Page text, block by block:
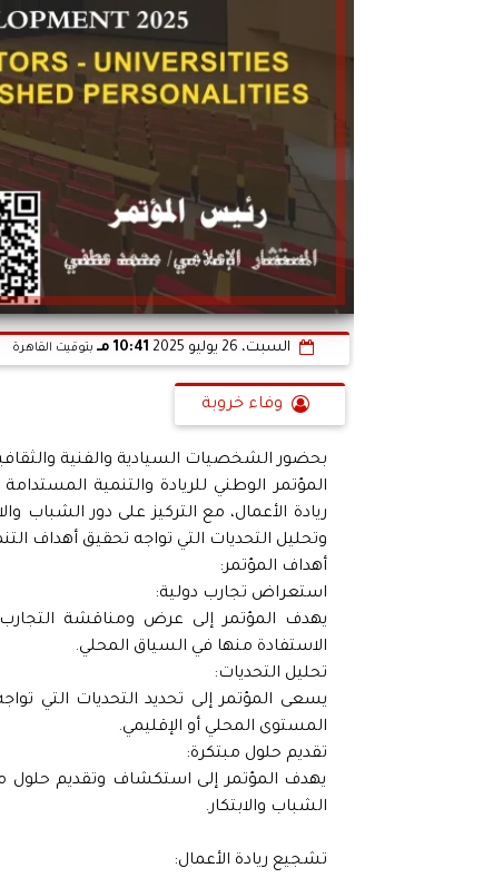
السبت، 26 يوليو 2025 10:41 مـ بتوقيت القاهرة
وفاء خروبة
بحضور الشخصيات السيادية والفنية
المؤتمر الوطني للريادة والتنمية
ريادة الأعمال، مع التركيز على دور الشباب
وتحليل التحديات التي تواجه تحقيق أهداف
أهداف المؤتمر:
استعراض تجارب دولية:
يهدف المؤتمر إلى عرض ومناقشة التجارب
الاستفادة منها في السياق المحلي.
تحليل التحديات:
يسعى المؤتمر إلى تحديد التحديات التي
المستوى المحلي أو الإقليمي.
تقديم حلول مبتكرة:
يهدف المؤتمر إلى استكشاف وتقديم حلول
الشباب والابتكار.
تشجيع ريادة الأعمال: